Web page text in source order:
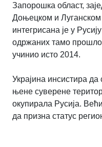
Запорошка област,
Доњецком и
интегрисана је у
одржаних тамо
учинио исто 2014.
Украјина инсистира да
њене суверене
окупирала Русија.
да призна статус